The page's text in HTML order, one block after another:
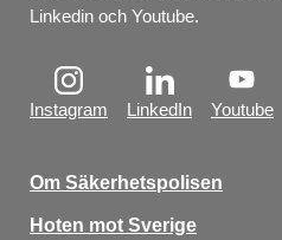
Linkedin och Youtube.
Instagram LinkedIn Youtube
Om Säkerhetspolisen
Hoten mot Sverige